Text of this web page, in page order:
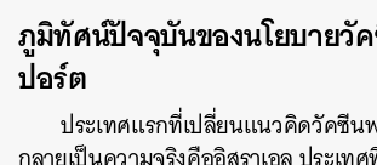
ภูมิทัศน์ปัจจุบันของนโยบายวั
ปอร์ต
ประเทศแรกที่เปลี่ยนแนวคิดวัคซีน